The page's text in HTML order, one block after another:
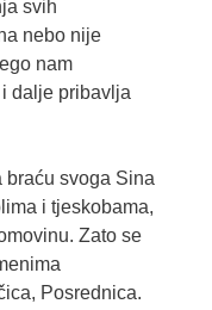
svih
nebo nije
nam
dalje pribavlja
braću svoga Sina
i tjeskobama,
Zato se
Posrednica.